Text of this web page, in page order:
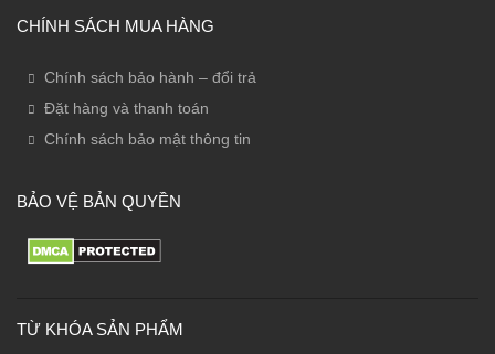
CHÍNH SÁCH MUA HÀNG
Chính sách bảo hành – đổi trả
Đặt hàng và thanh toán
Chính sách bảo mật thông tin
BẢO VỆ BẢN QUYỀN
TỪ KHÓA SẢN PHẨM